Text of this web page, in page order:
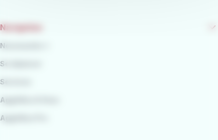
Navigation
Nouveautés ⭐
Se déplacer
Services
AggloBus & Vous
AggloBus Pro